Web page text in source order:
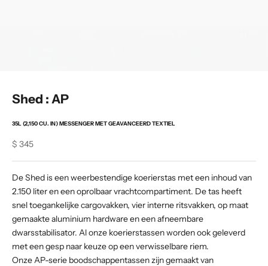
Shed : AP
35L (2,150 CU. IN) MESSENGER MET GEAVANCEERD TEXTIEL
Sale price
$ 345
De Shed is een weerbestendige koerierstas met een inhoud van
2.150 liter en een oprolbaar vrachtcompartiment. De tas heeft
snel toegankelijke cargovakken, vier interne ritsvakken, op maat
gemaakte aluminium hardware en een afneembare
dwarsstabilisator. Al onze koerierstassen worden ook geleverd
met een gesp naar keuze op een verwisselbare riem.
Onze AP-serie boodschappentassen zijn gemaakt van